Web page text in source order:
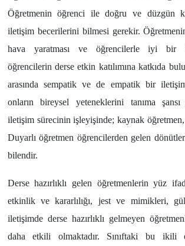
Öğretmenin öğrenci ile doğru ve düzgün
iletişim becerilerini bilmesi gerekir.
hava yaratması ve öğrencilerle iyi bir
öğrencilerin derse etkin katılımına katkıda
arasında sempatik ve de empatik bir
onların bireysel yeteneklerini tanıma
iletişim sürecinin işleyişinde; kaynak öğretmen,
Duyarlı öğretmen öğrencilerden gelen
bilendir.
Derse hazırlıklı gelen öğretmenlerin yüz
etkinlik ve kararlılığı, jest ve mimikleri,
iletişimde derse hazırlıklı gelmeyen
daha etkili olmaktadır. Sınıftaki bu ikili